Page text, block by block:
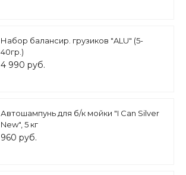
Набор балансир. грузиков "ALU" (5-
40гр.)
4 990 руб.
Автошампунь для б/к мойки "I Can Silver
New", 5 кг
960 руб.